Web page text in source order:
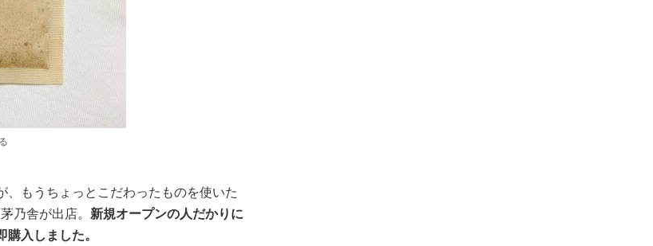
、もうちょっとこだわったものを使いた
乃舎が出店。 新規オープンの人だかりに
入しました。